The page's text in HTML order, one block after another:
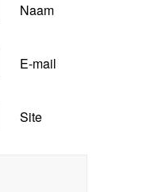
Naam
E-mail
Site